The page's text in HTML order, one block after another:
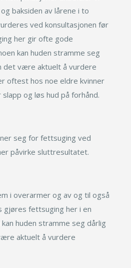
baksiden av lårene i to
ved konsultasjonen før
her gir ofte gode
kan huden stramme seg
det være aktuelt å vurdere
oftest hos noe eldre kvinner
og løs hud på forhånd.
seg for fettsuging ved
påvirke sluttresultatet.
i overarmer og av og til også
gjøres fettsuging her i en
huden stramme seg dårlig
aktuelt å vurdere